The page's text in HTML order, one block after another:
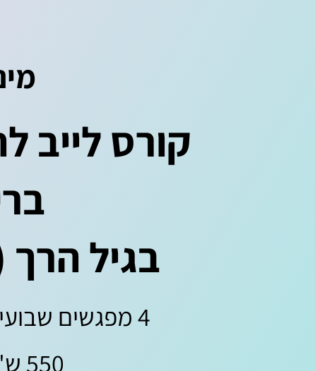
קורס לייב
בגיל הרך
4 מפגשים שבועיים | ימי שני 20:30
550 ש"ח בלבד